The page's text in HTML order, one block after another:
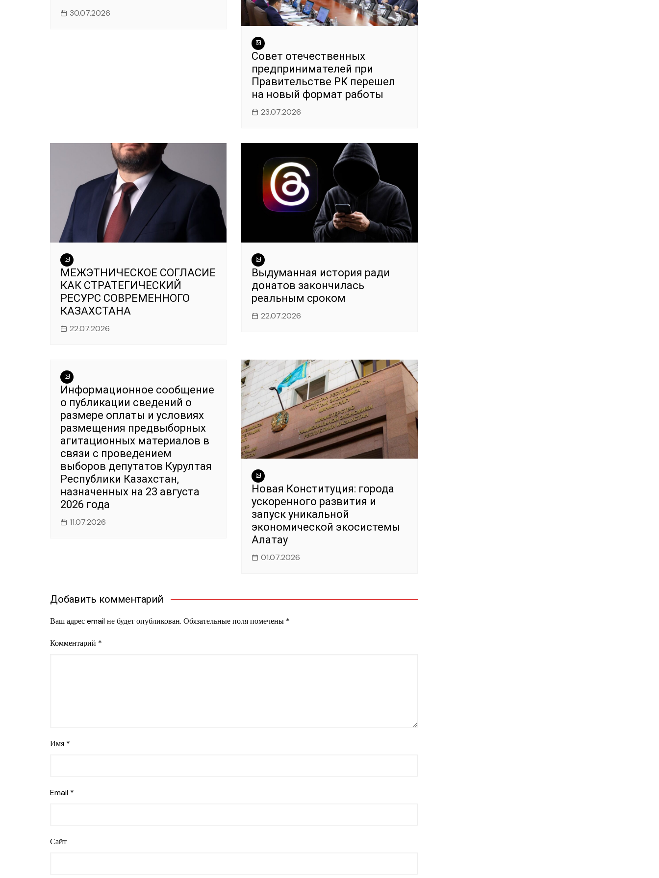
30.07.2026
Совет отечественных
предпринимателей при
Правительстве РК перешел
на новый формат работы
23.07.2026
МЕЖЭТНИЧЕСКОЕ СОГЛАСИЕ
КАК СТРАТЕГИЧЕСКИЙ
РЕСУРС СОВРЕМЕННОГО
КАЗАХСТАНА
22.07.2026
Выдуманная история ради
донатов закончилась
реальным сроком
22.07.2026
Информационное сообщение
о публикации сведений о
размере оплаты и условиях
размещения предвыборных
агитационных материалов в
связи с проведением
выборов депутатов Курултая
Республики Казахстан,
назначенных на 23 августа
2026 года
11.07.2026
Новая Конституция: города
ускоренного развития и
запуск уникальной
экономической экосистемы
Алатау
01.07.2026
Добавить комментарий
Ваш адрес email не будет опубликован. Обязательные поля помечены *
Комментарий *
Имя *
Email *
Сайт